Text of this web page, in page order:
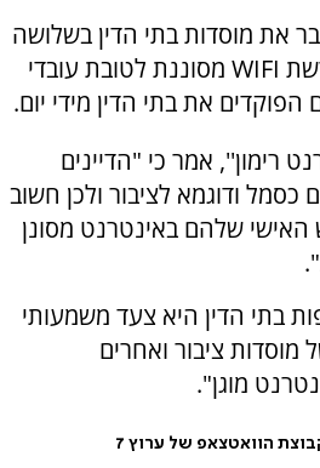
את מוסדות בתי הדין בשלושה
עשר מחוזות בישראל לרשת WIFI מסוננת לטובת עובדי
הפוקדים את בתי הדין מידי יום.
רימון'', אמר כי "הדיינים
ודוגמא לציבור ולכן חשוב
שלהם באינטרנט מסונן
בתי הדין היא צעד משמעותי
ציבור ואחרים
מוגן".
הוואטצאפ של ערוץ 7